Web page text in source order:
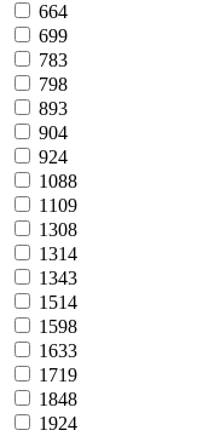
664
699
783
798
893
904
924
1088
1109
1308
1314
1343
1514
1598
1633
1719
1848
1924